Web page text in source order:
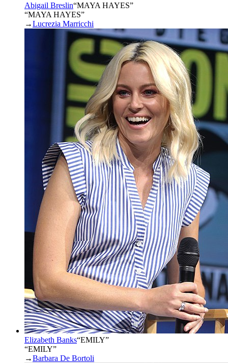
Abigail Breslin“MAYA HAYES”
“MAYA HAYES”
→Lucrezia Marricchi
Elizabeth Banks“EMILY”
“EMILY”
→Barbara De Bortoli